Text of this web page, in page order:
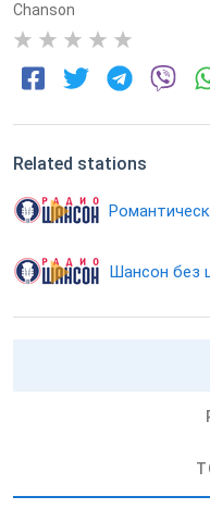
Chanson
Related stations
Шансон без